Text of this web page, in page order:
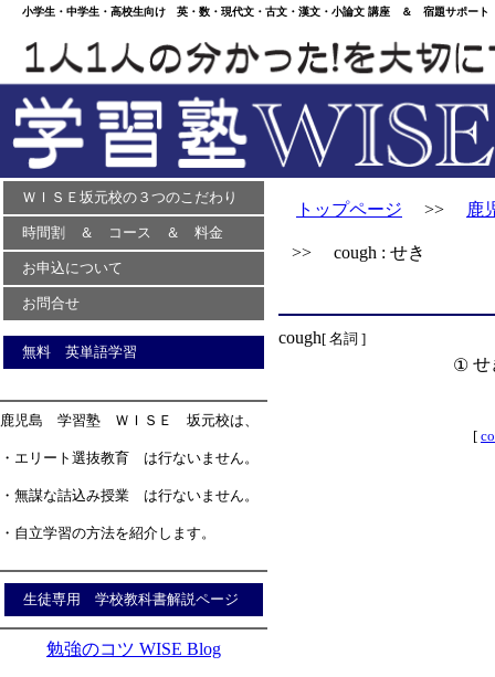
小学生・中学生・高校生向け 英・数・現代文・古文・漢文・小論文 講座 ＆ 宿題サポー
ＷＩＳＥ坂元校の３つのこだわり
時間割 ＆ コース ＆ 料金
お申込について
お問合せ
無料 英単語学習
鹿児島 学習塾 ＷＩＳＥ 坂元校は、
・エリート選抜教育 は行ないません。
・無謀な詰込み授業 は行ないません。
・自立学習の方法を紹介します。
生徒専用 学校教科書解説ページ
勉強のコツ WISE Blog
トップページ >> 鹿
>> cough : せき
cough[ 名詞 ]
① せ
[